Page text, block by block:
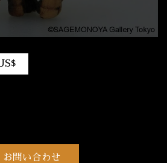
お問い合わせ